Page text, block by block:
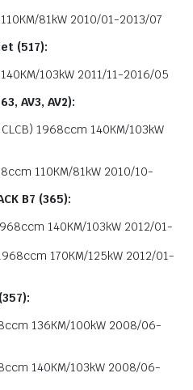
81kW 2010/01-2013/07
(517):
103kW 2011/11-2016/05
AV3, AV2):
CLCB) 1968ccm 140KM/103kW
110KM/81kW 2010/10-
B7 (365):
140KM/103kW 2012/01-
170KM/125kW 2012/01-
136KM/100kW 2008/06-
140KM/103kW 2008/06-